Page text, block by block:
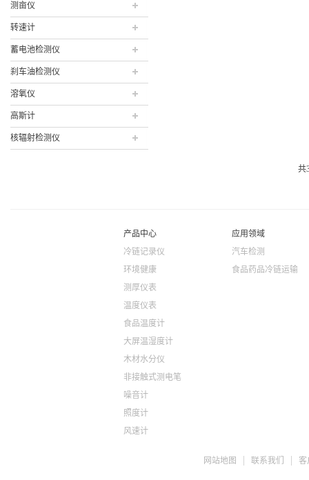
测亩仪
转速计
蓄电池检测仪
刹车油检测仪
溶氧仪
高斯计
核辐射检测仪
共
产品中心
冷链记录仪
环境健康
测厚仪表
温度仪表
食品温度计
大屏温湿度计
木材水分仪
非接触式测电笔
噪音计
照度计
风速计
应用领域
汽车检测
食品药品冷链运输
网站地图 联系我们 客